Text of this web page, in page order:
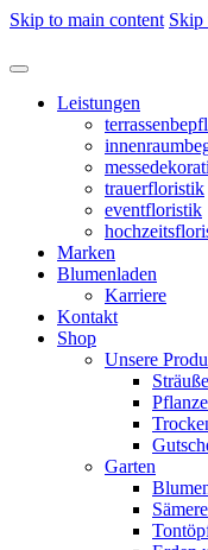
Skip to main content Skip
Leistungen
trauerfloristik
eventfloristik
Marken
Blumenladen
Karriere
Kontakt
Shop
Unsere
Sträuße
Garten